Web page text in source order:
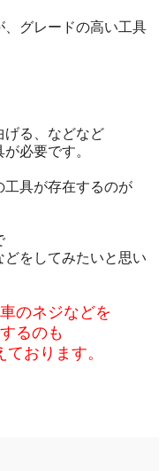
グレードの高い工具
げる、などなど
必要です。
工具が存在するのが
どをしてみたいと思い
のネジなどを
るのも
おります。